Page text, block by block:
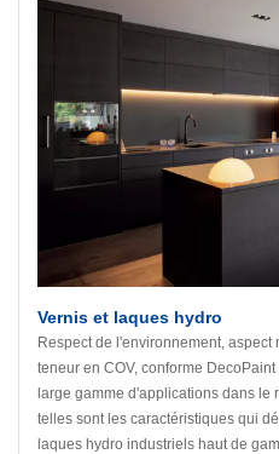
Vernis et laques hydro
Respect de l'environnement,
teneur en COV, conforme
large gamme d'applications dans le
telles sont les caractéristiques qui
laques hydro industriels haut de